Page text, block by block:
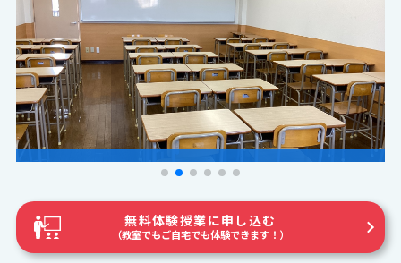
無料体験授業に申し込む
（教室でもご自宅でも体験できます！）